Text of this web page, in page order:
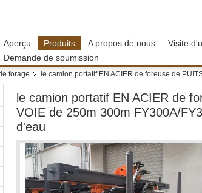
Aperçu Produits A propos de nous Visite
Demande de soumission
forage
le camion portatif EN ACIER de foreuse de
le camion portatif EN ACIER de
VOIE de 250m 300m FY300A/
d'eau